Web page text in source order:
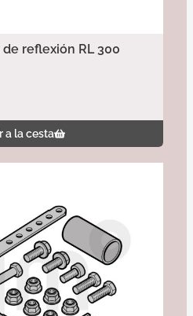
reflexión RL 300
a la cesta